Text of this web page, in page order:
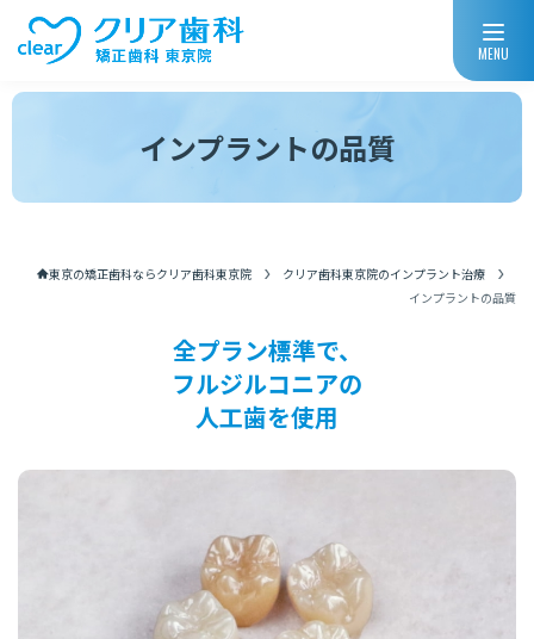
MENU
インプラントの品質
東京の矯正歯科ならクリア歯科東京院
クリア歯科東京院のインプラント治療
インプラントの品質
全プラン標準で、
フルジルコニアの
人工歯を使用